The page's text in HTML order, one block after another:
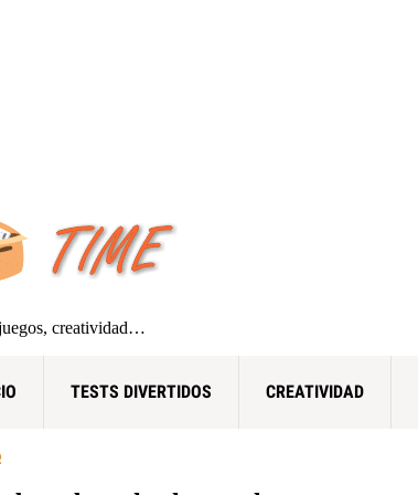
creatividad…
TESTS DIVERTIDOS CREATIVIDAD